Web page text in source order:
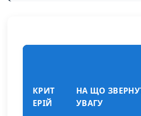
КРИТ
ЕРІЙ
НА ЩО
УВАГУ